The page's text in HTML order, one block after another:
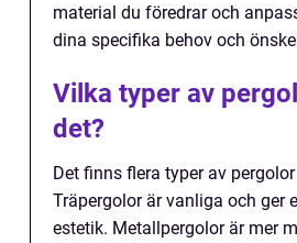
material du föredrar och
dina specifika behov och
Vilka typer av
det?
Det finns flera typer av
Träpergolor är vanliga och ger
estetik. Metallpergolor är mer